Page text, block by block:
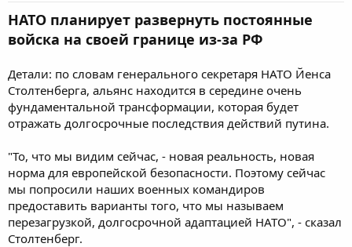
НАТО планирует развернуть постоянные
войска на своей границе из-за РФ
Детали: по словам генерального секретаря НАТО Йенса
Столтенберга, альянс находится в середине очень
фундаментальной трансформации, которая будет
отражать долгосрочные последствия действий путина.
"То, что мы видим сейчас, - новая реальность, новая
норма для европейской безопасности. Поэтому сейчас
мы попросили наших военных командиров
предоставить варианты того, что мы называем
перезагрузкой, долгосрочной адаптацией НАТО", - сказал
Столтенберг.